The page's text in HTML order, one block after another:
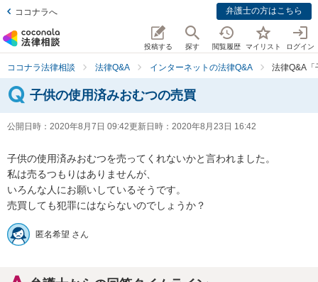
ココナラへ 弁護士の方はこちら
投稿する 探す 閲覧履歴 マイリスト ログイン
ココナラ法律相談 法律Q&A インターネットの法律Q&A 法律Q&A「
子供の使用済みおむつの売買
公開日時： 2020年8月7日 09:42更新日時： 2020年8月23日 16:42
子供の使用済みおむつを売ってくれないかと言われました。
私は売るつもりはありませんが、
いろんな人にお願いしているそうです。
売買しても犯罪にはならないのでしょうか？
匿名希望 さん